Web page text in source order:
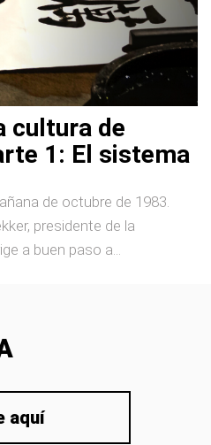
cultura de
1: El sistema
de octubre de 1983.
presidente de la
a buen paso a...
aquí